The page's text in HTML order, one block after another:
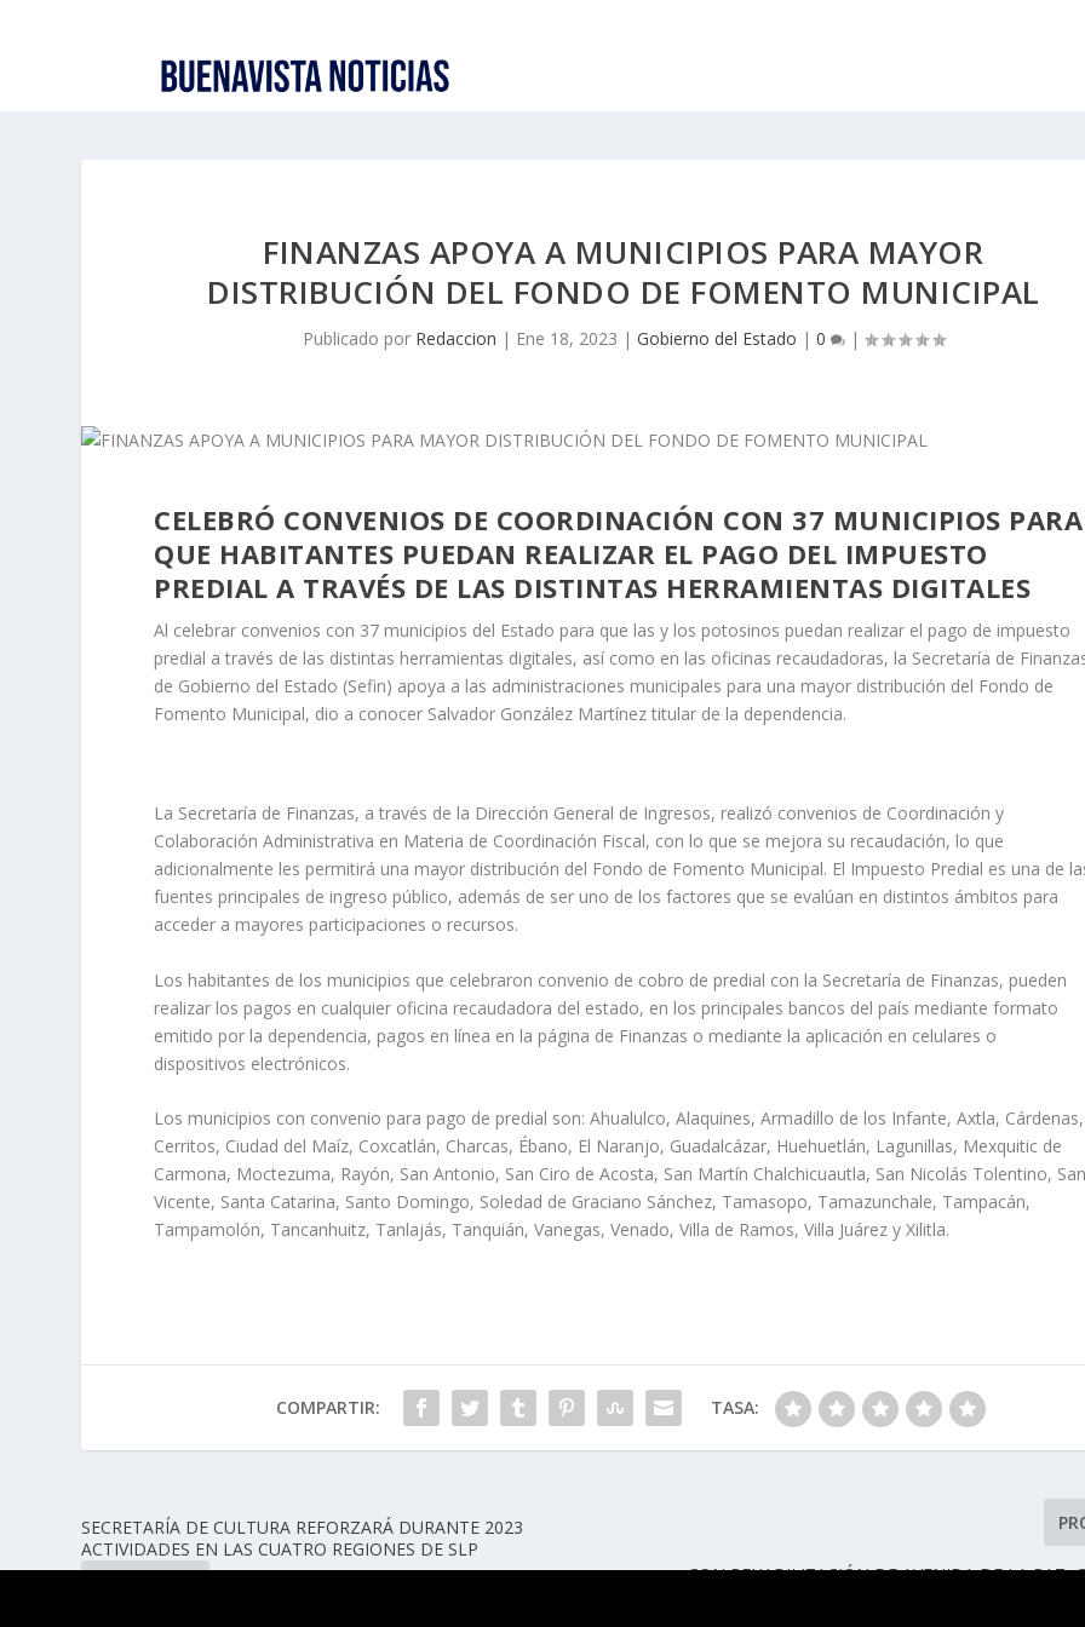
FINANZAS APOYA A MUNICIPIOS PARA MAYOR
DISTRIBUCIÓN DEL FONDO DE FOMENTO MUNICIPAL
Publicado por Redaccion | Ene 18, 2023 | Gobierno del Estado | 0 |
CELEBRÓ CONVENIOS DE COORDINACIÓN CON 37 MUNICIPIOS PARA
QUE HABITANTES PUEDAN REALIZAR EL PAGO DEL IMPUESTO
PREDIAL A TRAVÉS DE LAS DISTINTAS HERRAMIENTAS DIGITALES
Al celebrar convenios con 37 municipios del Estado para que las y los potosinos puedan realizar el pago de impuesto
predial a través de las distintas herramientas digitales, así como en las oficinas recaudadoras, la Secretaría de
de Gobierno del Estado (Sefin) apoya a las administraciones municipales para una mayor distribución del Fondo de
Fomento Municipal, dio a conocer Salvador González Martínez titular de la dependencia.
La Secretaría de Finanzas, a través de la Dirección General de Ingresos, realizó convenios de Coordinación y
Colaboración Administrativa en Materia de Coordinación Fiscal, con lo que se mejora su recaudación, lo que
adicionalmente les permitirá una mayor distribución del Fondo de Fomento Municipal. El Impuesto Predial es una de
fuentes principales de ingreso público, además de ser uno de los factores que se evalúan en distintos ámbitos para
acceder a mayores participaciones o recursos.
Los habitantes de los municipios que celebraron convenio de cobro de predial con la Secretaría de Finanzas, pueden
realizar los pagos en cualquier oficina recaudadora del estado, en los principales bancos del país mediante formato
emitido por la dependencia, pagos en línea en la página de Finanzas o mediante la aplicación en celulares o
dispositivos electrónicos.
Los municipios con convenio para pago de predial son: Ahualulco, Alaquines, Armadillo de los Infante, Axtla, Cárdenas,
Cerritos, Ciudad del Maíz, Coxcatlán, Charcas, Ébano, El Naranjo, Guadalcázar, Huehuetlán, Lagunillas, Mexquitic de
Carmona, Moctezuma, Rayón, San Antonio, San Ciro de Acosta, San Martín Chalchicuautla, San Nicolás Tolentino,
Vicente, Santa Catarina, Santo Domingo, Soledad de Graciano Sánchez, Tamasopo, Tamazunchale, Tampacán,
Tampamolón, Tancanhuitz, Tanlajás, Tanquián, Vanegas, Venado, Villa de Ramos, Villa Juárez y Xilitla.
COMPARTIR: TASA:
SECRETARÍA DE CULTURA REFORZARÁ DURANTE 2023
ACTIVIDADES EN LAS CUATRO REGIONES DE SLP
CON REHABILITACIÓN DE AVENIDA DE LA PAZ,